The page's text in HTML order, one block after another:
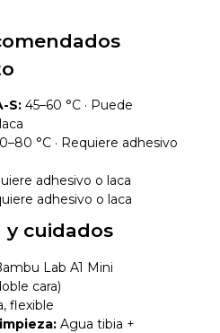
S: 45–60 °C · Puede
°C · Requiere adhesivo
adhesivo o laca
adhesivo o laca
cuidados
Lab A1 Mini
cara)
flexible
Agua tibia +